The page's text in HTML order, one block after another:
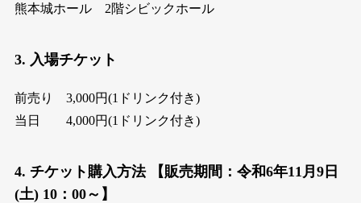
熊本城ホール 2階シビックホール
3. 入場チケット
前売り 3,000円(1ドリンク付き)
当日 4,000円(1ドリンク付き)
4. チケット購入方法 【販売期間：令和6年11月9日
(土) 10：00～】